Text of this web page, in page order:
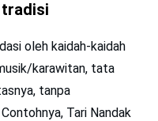
tradisi
oleh kaidah-kaidah
karawitan, tata
tanpa
Tari Nandak